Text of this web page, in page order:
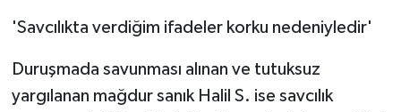
'Savcılıkta verdiğim ifadeler korku nedeniyledir'
Duruşmada savunması alınan ve tutuksuz
yargılanan mağdur sanık Halil S. ise savcılık